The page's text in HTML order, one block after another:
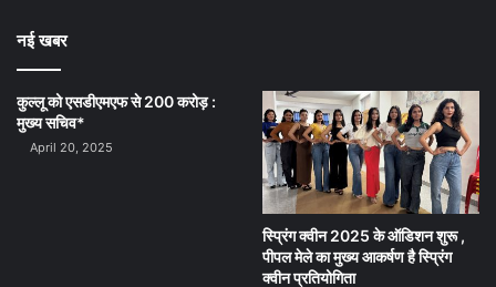
नई खबर
कुल्लू को एसडीएमएफ से 200 करोड़ :
मुख्य सचिव*
April 20, 2025
स्प्रिंग क्वीन 2025 के ऑडिशन शुरू ,
पीपल मेले का मुख्य आकर्षण है स्प्रिंग
क्वीन प्रतियोगिता